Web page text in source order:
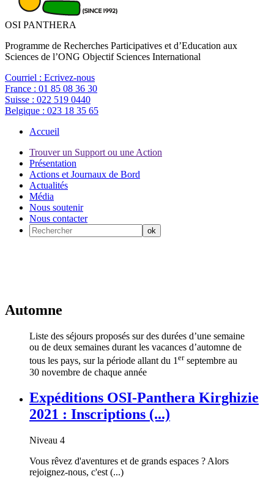
OSI PANTHERA
Programme de Recherches Participatives et d’Education aux
Sciences de l’ONG Objectif Sciences International
Courriel : Ecrivez-nous
France : 01 85 08 36 30
Suisse : 022 519 0440
Belgique : 023 18 35 65
Accueil
Trouver un Support ou une Action
Présentation
Actions et Journaux de Bord
Actualités
Média
Nous soutenir
Nous contacter
Automne
Liste des séjours proposés sur des durées d’une semaine
ou de deux semaines durant les vacances d’automne de
tous les pays, sur la période allant du 1erseptembre au
30 novembre de chaque année
Expéditions OSI-Panthera Kirghizie
2021 : Inscriptions (...)
Niveau 4
Vous rêvez d'aventures et de grands espaces ? Alors
rejoignez-nous, c'est (...)